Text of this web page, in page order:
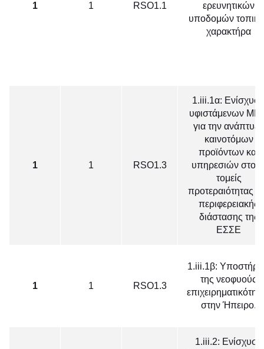
1 1 RSO1.1
ερευνητικών
υποδομών
χαρακτήρα
1 1 RSO1.3
1.iii.1α:
υφιστάμενων
για την ανάπτυξη
καινοτόμων
προϊόντων και
υπηρεσιών
τομείς
προτεραιότητας
περιφερειακής
διάστασης της
ΕΣΣΕ
1 1 RSO1.3
1.iii.1β:
της νεοφυούς
στην Ήπειρο.
1.iii.2: Ενίσχυση